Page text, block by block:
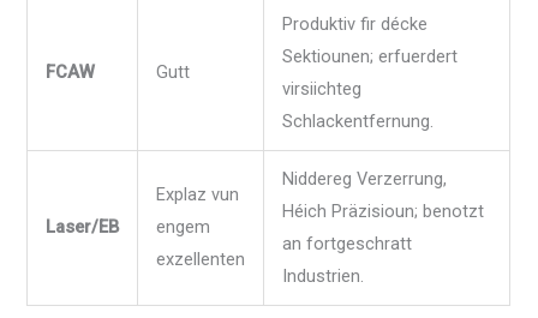
FCAW Gutt
Produktiv fir décke
Sektiounen; erfuerdert
virsiichteg
Schlackentfernung.
Laser/EB
Explaz vun
engem
exzellenten
Niddereg Verzerrung,
Héich Präzisioun; benotzt
an fortgeschratt
Industrien.